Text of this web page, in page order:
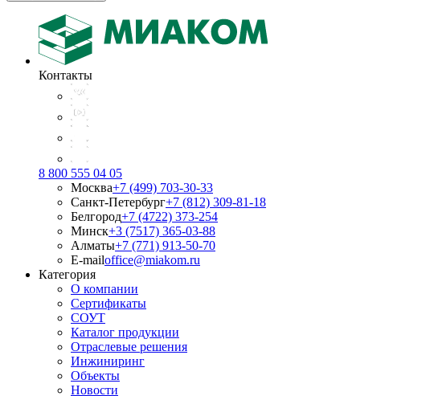
Контакты
8 800 555 04 05
Москва+7 (499) 703-30-33
Санкт-Петербург+7 (812) 309-81-18
Белгород+7 (4722) 373-254
Минск+3 (7517) 365-03-88
Алматы+7 (771) 913-50-70
E-mailoffice@miakom.ru
Категория
О компании
Сертификаты
СОУТ
Каталог продукции
Отраслевые решения
Инжиниринг
Объекты
Новости